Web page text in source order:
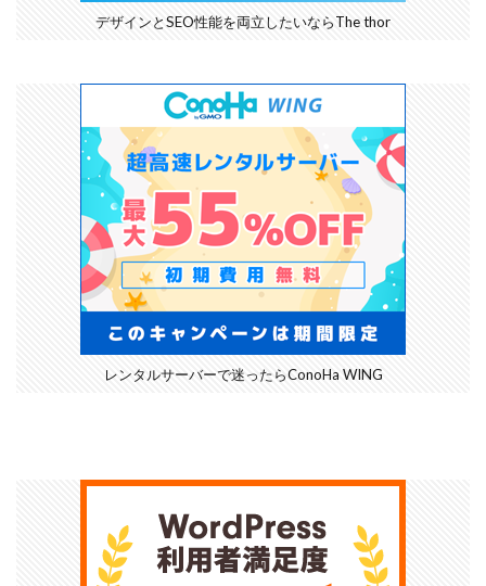
デザインとSEO性能を両立したいならThe thor
レンタルサーバーで迷ったらConoHa WING